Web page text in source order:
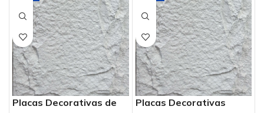
Placas Decorativas de
Placas Decorativas